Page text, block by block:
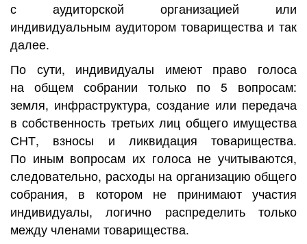
с аудиторской организацией или
индивидуальным аудитором товарищества и так
далее.
По сути, индивидуалы имеют право голоса
на общем собрании только по 5 вопросам:
земля, инфраструктура, создание или передача
в собственность третьих лиц общего имущества
СНТ, взносы и ликвидация товарищества.
По иным вопросам их голоса не учитываются,
следовательно, расходы на организацию общего
собрания, в котором не принимают участия
индивидуалы, логично распределить только
между членами товарищества.